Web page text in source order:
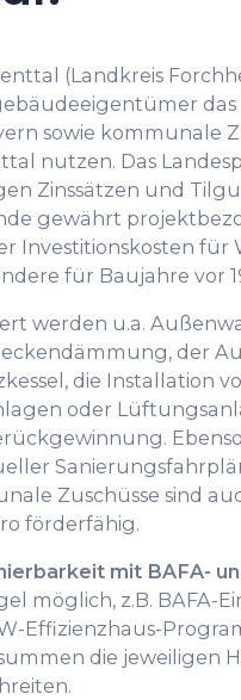
(Landkreis
das
sowie kommunale
nutzen. Das
Zinssätzen und
gewährt
Investitionskosten für
für Baujahre vor
werden u.a.
der
die Installation
oder
Zuschüsse sind
förderfähig.
mit BAFA-
möglich, z.B. BAFA-
Effizienzhaus-
die jeweiligen